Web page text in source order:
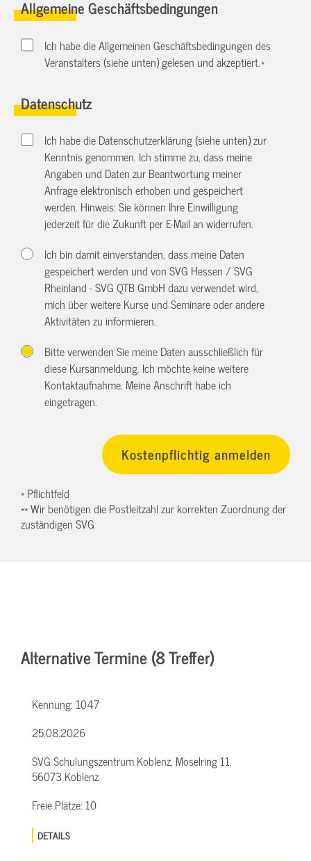
Allgemeine Geschäftsbedingungen
Ich habe die Allgemeinen Geschäftsbedingungen des
Veranstalters (siehe unten) gelesen und akzeptiert.*
Datenschutz
Ich habe die Datenschutzerklärung (siehe unten) zur
Kenntnis genommen. Ich stimme zu, dass meine
Angaben und Daten zur Beantwortung meiner
Anfrage elektronisch erhoben und gespeichert
werden. Hinweis: Sie können Ihre Einwilligung
jederzeit für die Zukunft per E-Mail anwiderrufen.
Ich bin damit einverstanden, dass meine Daten
gespeichert werden und von SVG Hessen / SVG
Rheinland - SVG QTB GmbH dazu verwendet wird,
mich über weitere Kurse und Seminare oder andere
Aktivitäten zu informieren.
Bitte verwenden Sie meine Daten ausschließlich für
diese Kursanmeldung. Ich möchte keine weitere
Kontaktaufnahme. Meine Anschrift habe ich
eingetragen.
* Pflichtfeld
** Wir benötigen die Postleitzahl zur korrekten Zuordnung der
zuständigen SVG
Alternative Termine (8 Treffer)
Kennung: 1047
25.08.2026
SVG Schulungszentrum Koblenz, Moselring 11,
56073 Koblenz
Freie Plätze: 10
DETAILS